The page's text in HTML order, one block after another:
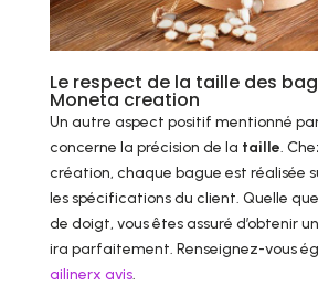
Le respect de la taille des
Moneta creation
Un autre aspect positif mentionné
concerne la précision de la taille.
création, chaque bague est réalisée
les spécifications du client. Quelle
de doigt, vous êtes assuré d’obtenir
ira parfaitement. Renseignez-vous
ailinerx avis.